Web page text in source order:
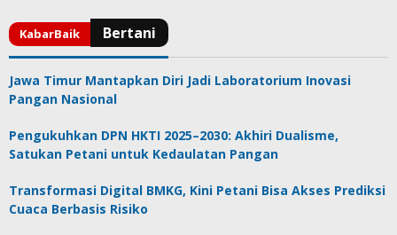
Jawa Timur Mantapkan Diri Jadi Laboratorium Inovasi
Pangan Nasional
Pengukuhkan DPN HKTI 2025–2030: Akhiri Dualisme,
Satukan Petani untuk Kedaulatan Pangan
Transformasi Digital BMKG, Kini Petani Bisa Akses Prediksi
Cuaca Berbasis Risiko